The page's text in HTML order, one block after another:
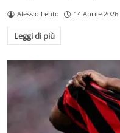
Alessio Lento 14 Aprile 2026
Leggi di più